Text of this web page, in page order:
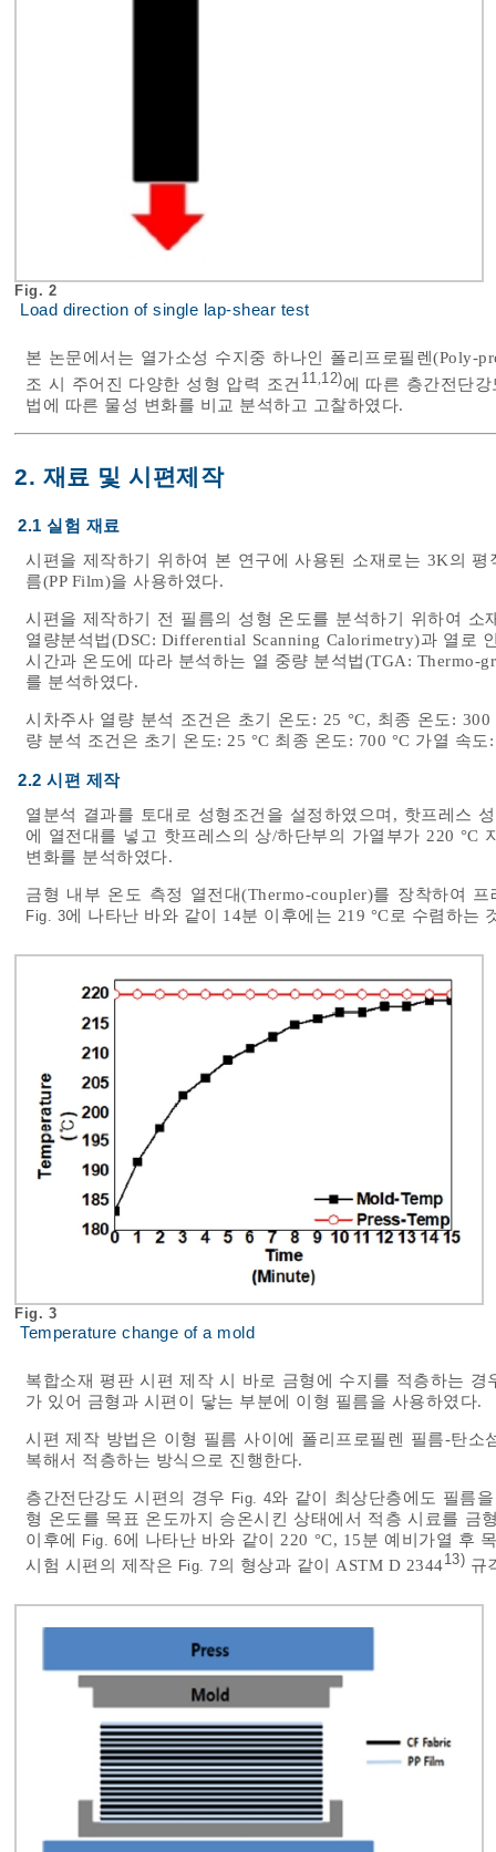
Fig. 2
Load direction of single lap-shear test
본 논문에서는 열가소성 수지중 하나인 폴리프로필렌(Poly-
조 시 주어진 다양한 성형 압력 조건 11,12)에 따른 층간전단
법에 따른 물성 변화를 비교 분석하고 고찰하였다.
2. 재료 및 시편제작
2.1 실험 재료
시편을 제작하기 위하여 본 연구에 사용된 소재로는 3K의
름(PP Film)을 사용하였다.
시편을 제작하기 전 필름의 성형 온도를 분석하기 위하여
열량분석법(DSC: Differential Scanning Calorimetry)과 열로
시간과 온도에 따라 분석하는 열 중량 분석법(TGA: Thermo-
를 분석하였다.
시차주사 열량 분석 조건은 초기 온도: 25 °C, 최종 온도:
량 분석 조건은 초기 온도: 25 °C 최종 온도: 700 °C 가열 속
2.2 시편 제작
열분석 결과를 토대로 성형조건을 설정하였으며, 핫프레스
에 열전대를 넣고 핫프레스의 상/하단부의 가열부가 220 °C
변화를 분석하였다.
금형 내부 온도 측정 열전대(Thermo-coupler)를 장착하여
Fig. 3에 나타난 바와 같이 14분 이후에는 219 °C로 수렴하는
Fig. 3
Temperature change of a mold
복합소재 평판 시편 제작 시 바로 금형에 수지를 적층하는
가 있어 금형과 시편이 닿는 부분에 이형 필름을 사용하였다.
시편 제작 방법은 이형 필름 사이에 폴리프로필렌 필름-탄
복해서 적층하는 방식으로 진행한다.
층간전단강도 시편의 경우 Fig. 4와 같이 최상단층에도 필름
형 온도를 목표 온도까지 승온시킨 상태에서 적층 시료를 금
이후에
Fig. 6에 나타난 바와 같이 220 °C, 15분 예비가열 후
시험 시편의 제작은 Fig. 7의 형상과 같이 ASTM D 234413) 규